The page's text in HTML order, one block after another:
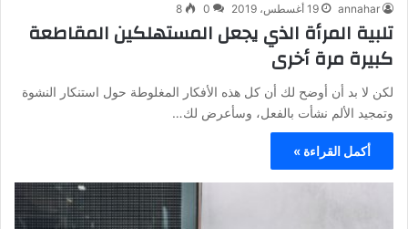
annahar 19 أغسطس، 2019 0
8
تلبية المرأة الذي يجعل المستهلكين المقاطعة
كبيرة مرة أخرى
لكن لا بد أن أوضح لك أن كل هذه الأفكار المغلوطة حول استنكار النشوة
وتمجيد الألم نشأت بالفعل، وسأعرض لك…
أكمل القراءة »